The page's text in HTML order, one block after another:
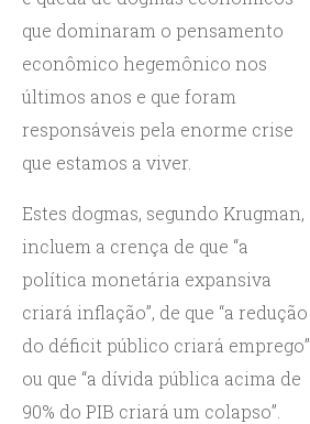
que dominaram o pensamento
econômico hegemônico nos
últimos anos e que foram
responsáveis pela enorme crise
que estamos a viver.
Estes dogmas, segundo Krugman,
incluem a crença de que “a
política monetária expansiva
criará inflação”, de que “a redução
do déficit público criará emprego”
ou que “a dívida pública acima de
90% do PIB criará um colapso”.